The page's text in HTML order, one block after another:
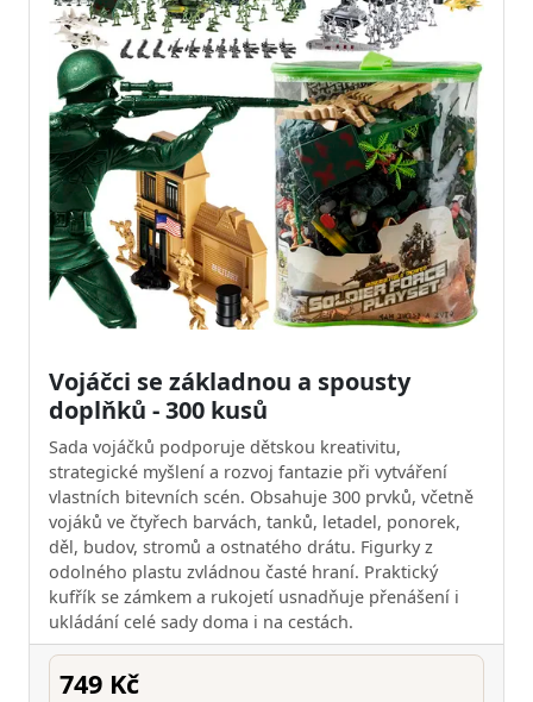
Vojáčci se základnou a spousty
doplňků - 300 kusů
Sada vojáčků podporuje dětskou kreativitu,
strategické myšlení a rozvoj fantazie při vytváření
vlastních bitevních scén. Obsahuje 300 prvků, včetně
vojáků ve čtyřech barvách, tanků, letadel, ponorek,
děl, budov, stromů a ostnatého drátu. Figurky z
odolného plastu zvládnou časté hraní. Praktický
kufřík se zámkem a rukojetí usnadňuje přenášení i
ukládání celé sady doma i na cestách.
749 Kč